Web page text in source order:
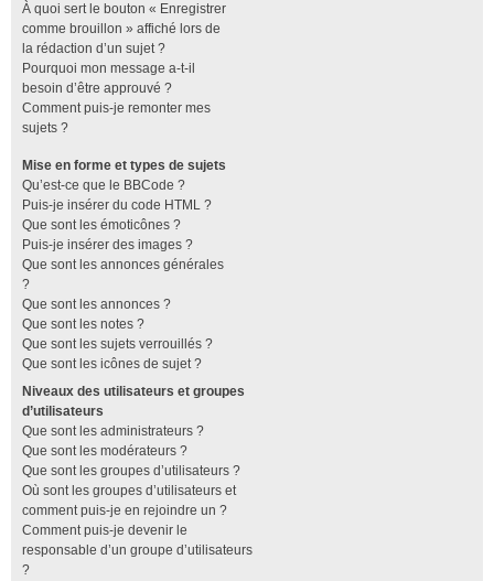
À quoi sert le bouton « Enregistrer
comme brouillon » affiché lors de
la rédaction d’un sujet ?
Pourquoi mon message a-t-il
besoin d’être approuvé ?
Comment puis-je remonter mes
sujets ?
Mise en forme et types de sujets
Qu’est-ce que le BBCode ?
Puis-je insérer du code HTML ?
Que sont les émoticônes ?
Puis-je insérer des images ?
Que sont les annonces générales
?
Que sont les annonces ?
Que sont les notes ?
Que sont les sujets verrouillés ?
Que sont les icônes de sujet ?
Niveaux des utilisateurs et groupes
d’utilisateurs
Que sont les administrateurs ?
Que sont les modérateurs ?
Que sont les groupes d’utilisateurs ?
Où sont les groupes d’utilisateurs et
comment puis-je en rejoindre un ?
Comment puis-je devenir le
responsable d’un groupe d’utilisateurs
?